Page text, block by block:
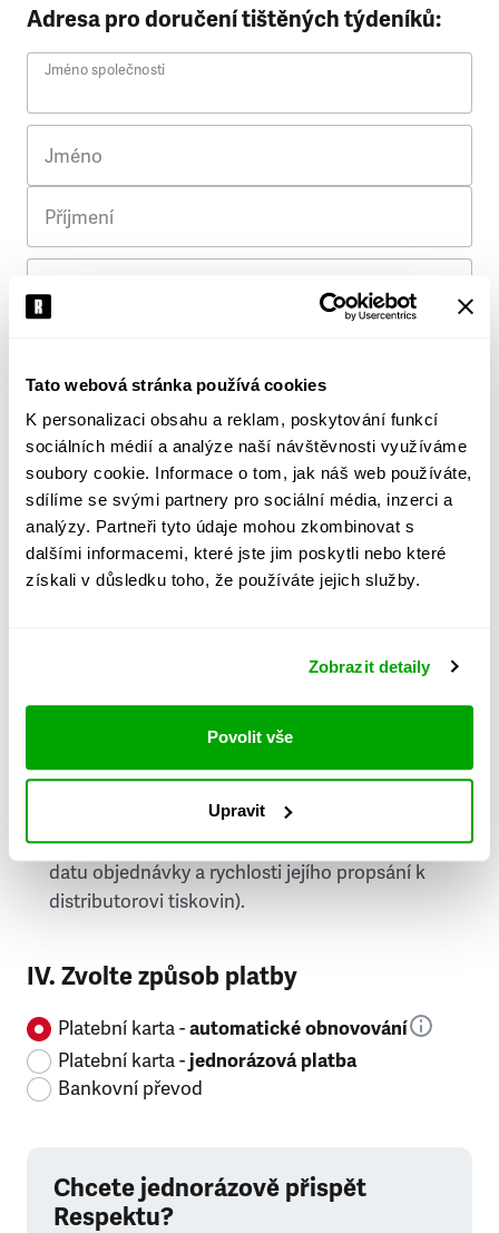
Tato webová stránka používá cookies
K personalizaci obsahu a reklam, poskytování funkcí
sociálních médií a analýze naší návštěvnosti využíváme
soubory cookie. Informace o tom, jak náš web používáte,
sdílíme se svými partnery pro sociální média, inzerci a
analýzy. Partneři tyto údaje mohou zkombinovat s
dalšími informacemi, které jste jim poskytli nebo které
získali v důsledku toho, že používáte jejich služby.
Zobrazit detaily
Povolit vše
Upravit
Adresa pro doručení tištěných týdeníků:
Jméno společnosti
Jméno
Příjmení
Ulice
Město
PSČ
Stát
doručování týdeníku Respekt v tištěné verzi, na
první vydání ve vaší schránce se můžete těšit
příští, nejpozději přespříští týden (v závislosti na
datu objednávky a rychlosti jejího propsání k
distributorovi tiskovin).
IV. Zvolte způsob platby
Platební karta -automatické obnovování
Platební karta -jednorázová platba
Bankovní převod
Chcete jednorázově přispět
Respektu?